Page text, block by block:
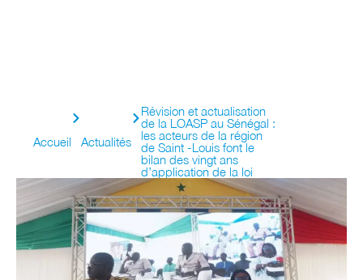
Accueil Actualités
Révision et actualisation
de la LOASP au Sénégal :
les acteurs de la région
de Saint -Louis font le
bilan des vingt ans
d’application de la loi